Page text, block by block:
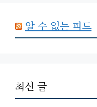
알 수 없는 피드
최신 글